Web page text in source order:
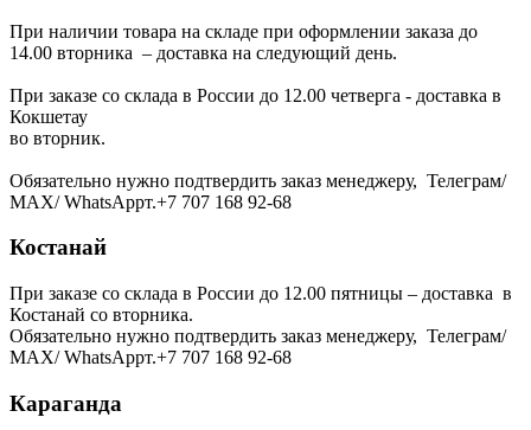
При наличии товара на складе при оформлении заказа до
14.00 вторника – доставка на следующий день.
При заказе со склада в России до 12.00 четверга - доставка в
Кокшетау
во вторник.
Обязательно нужно подтвердить заказ менеджеру, Телеграм/
МАХ/ WhatsAppт.+7 707 168 92-68
Костанай
При заказе со склада в России до 12.00 пятницы – доставка в
Костанай со вторника.
Обязательно нужно подтвердить заказ менеджеру, Телеграм/
МАХ/ WhatsAppт.+7 707 168 92-68
Караганда